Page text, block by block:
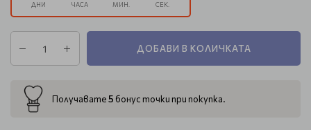
ДНИ ЧАСА МИН. СЕК.
ДОБАВИ В КОЛИЧКАТА
Получавате5 бонус точки при покупка.